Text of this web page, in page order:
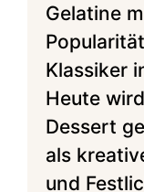
Gelatine
Klassiker
Heute
Dessert
als
und